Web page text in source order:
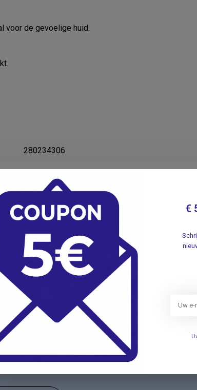
voor de gevoelige huid.
280234306
beoordelingen
Je beoordeling
✔ Direct contact met onze klantenservice ✔ Altijd
€